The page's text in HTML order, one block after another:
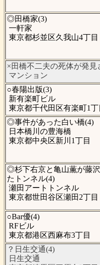
◎田橋家(3)
一軒家
東京都杉並区久我山4丁目
×田橋不二夫の死体が発見
マンション
○春陽出版(3)
新有楽町ビル
東京都千代田区有楽町1丁
◎事件があった白い橋(4)
日本橋川の豊海橋
東京都中央区新川1丁目
◎杉下右京と亀山薫が藤
たトンネル(4)
瀬田アートトンネル
東京都世田谷区瀬田2丁目
○Bar優(4)
RFビル
東京都港区西麻布3丁目
？日生交通(4)
日生交通